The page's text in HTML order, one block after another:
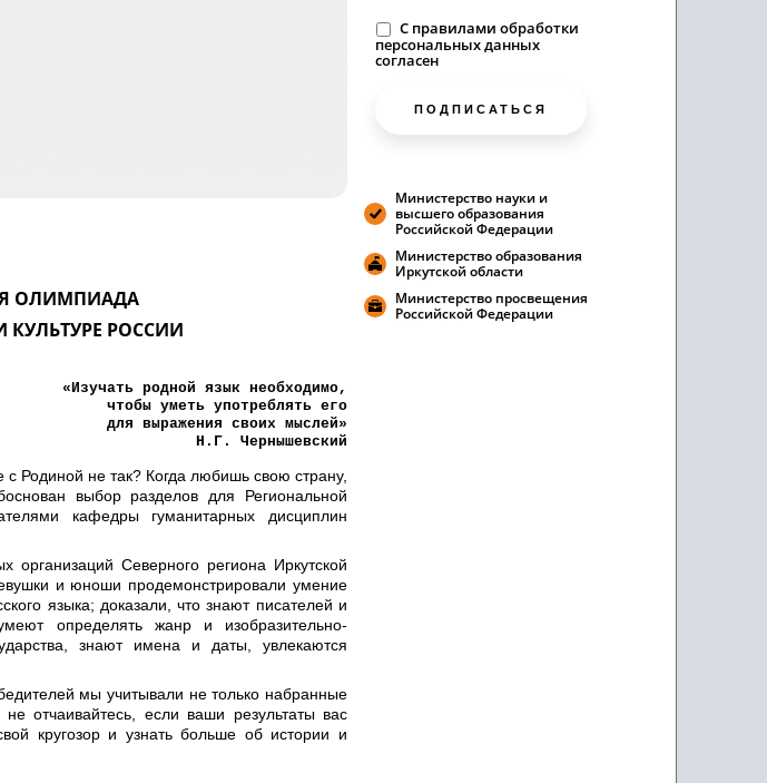
ОЛИМПИАДА
КУЛЬТУРЕ РОССИИ
«Изучать родной язык необходимо,
чтобы уметь употреблять его
для выражения своих мыслей»
Н.Г. Чернышевский
с Родиной не так? Когда любишь свою страну,
выбор разделов для Региональной
кафедры гуманитарных дисциплин
Северного региона Иркутской
и юноши продемонстрировали умение
языка; доказали, что знают писателей и
определять жанр и изобразительно-
знают имена и даты, увлекаются
мы учитывали не только набранные
отчаивайтесь, если ваши результаты вас
кругозор и узнать больше об истории и
C правилами обработки
персональных данных
согласен
ПОДПИСАТЬСЯ
Министерство науки и
высшего образования
Российской Федерации
Министерство образования
Иркутской области
Министерство просвещения
Российской Федерации